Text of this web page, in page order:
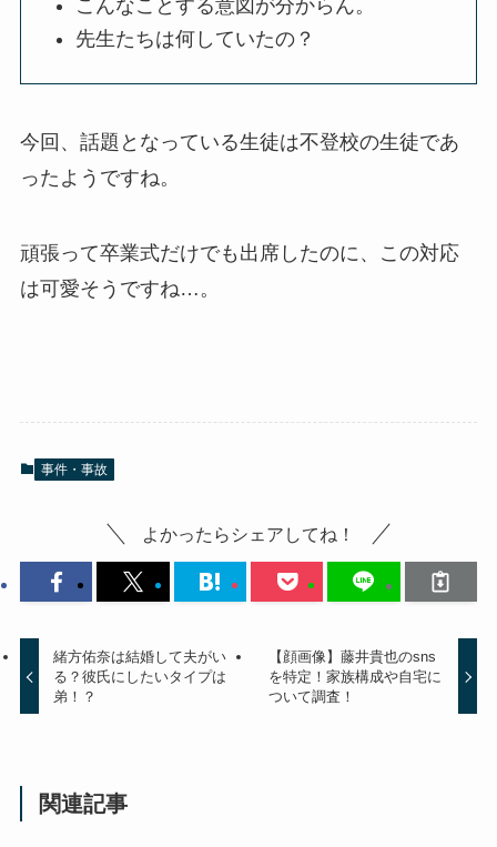
こんなことする意図が分からん。
先生たちは何していたの？
今回、話題となっている生徒は不登校の生徒であ
ったようですね。
頑張って卒業式だけでも出席したのに、この対応
は可愛そうですね…。
事件・事故
よかったらシェアしてね！
緒方佑奈は結婚して夫がい
る？彼氏にしたいタイプは
弟！？
【顔画像】藤井貴也のsns
を特定！家族構成や自宅に
ついて調査！
関連記事